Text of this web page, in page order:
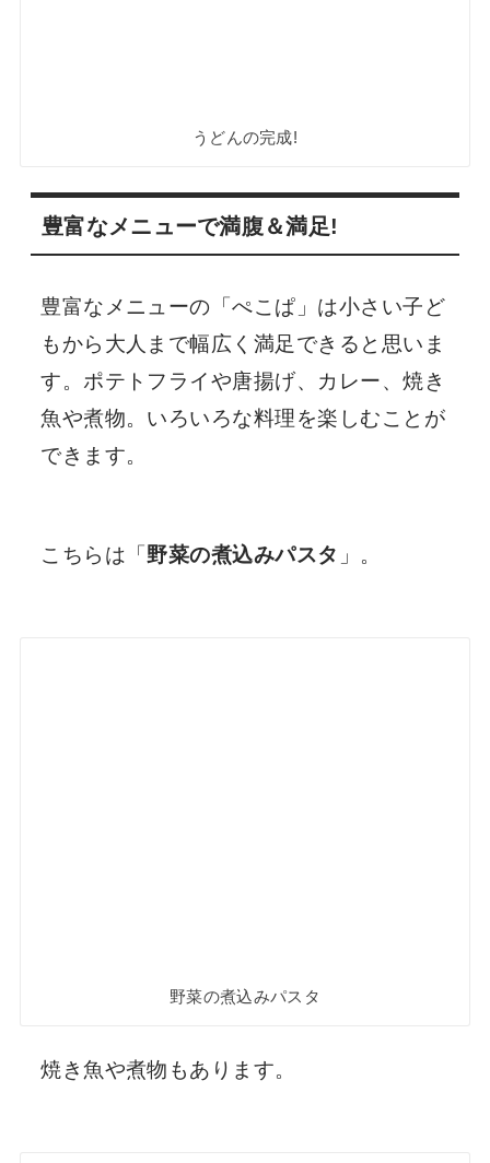
うどんの完成!
豊富なメニューで満腹＆満足!
豊富なメニューの「ぺこぱ」は小さい子ど
もから大人まで幅広く満足できると思いま
す。ポテトフライや唐揚げ、カレー、焼き
魚や煮物。いろいろな料理を楽しむことが
できます。
こちらは「野菜の煮込みパスタ 」。
野菜の煮込みパスタ
焼き魚や煮物もあります。